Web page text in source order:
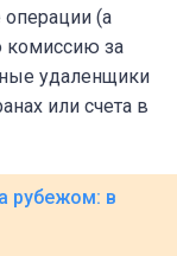
(а
комиссию за
удаленщики
или счета в
рубежом: в